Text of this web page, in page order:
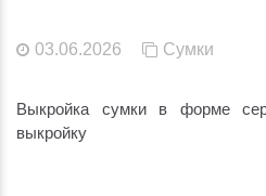
03.06.2026 Сумки
Выкройка сумки в форме
выкройку